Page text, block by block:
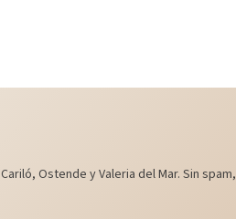
Ostende y Valeria del Mar. Sin spam,